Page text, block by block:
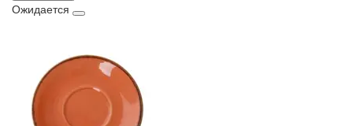
Ожидается